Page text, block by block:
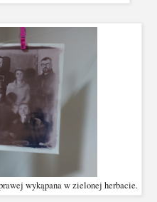
wykąpana w zielonej herbacie.